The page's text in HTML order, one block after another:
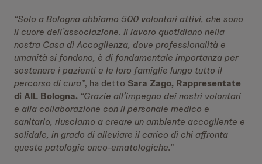
“Solo a Bologna abbiamo 500 volontari attivi, che sono
il cuore dell’associazione. Il lavoro quotidiano nella
nostra Casa di Accoglienza, dove professionalità e
umanità si fondono, è di fondamentale importanza per
sostenere i pazienti e le loro famiglie lungo tutto il
percorso di cura”, ha detto Sara Zago, Rappresentate
di AIL Bologna. “Grazie all’impegno dei nostri volontari
e alla collaborazione con il personale medico e
sanitario, riusciamo a creare un ambiente accogliente e
solidale, in grado di alleviare il carico di chi affronta
queste patologie onco-ematologiche.”